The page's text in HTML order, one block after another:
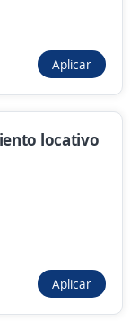
y
FAMILIAR
Aplicar
locativo
Aplicar